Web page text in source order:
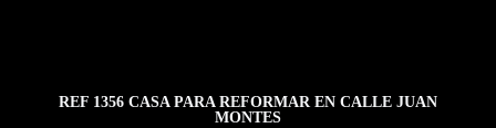
REF 1356 CASA PARA REFORMAR EN CALLE JUAN
MONTES